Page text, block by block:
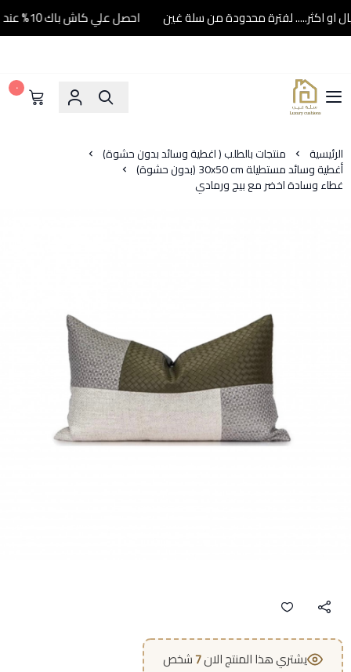
احصل علي كاش باك 10% عند شرائك ب500 ريال او اكثر..... لفترة محدودة من سلة غين
سلة غين
٠
الرئيسية منتجات بالطلب ( اغطية وسائد بدون حشوة)
أغطية وسائد مستطيلة 30x50 cm (بدون حشوة)
غطاء وسادة اخضر مع بيج ورمادي
يشتري هذا المنتج الان7شخص